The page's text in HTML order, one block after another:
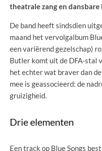
theatrale zang en dansbare
De band heeft sindsdien
maand het vervolgalbum
een variërend gezelschap)
Butler komt uit de DFA-stal
het echter wat braver dan
mee is geassocieerd: de
gruizigheid.
Drie elementen
Een track op Blue Songs